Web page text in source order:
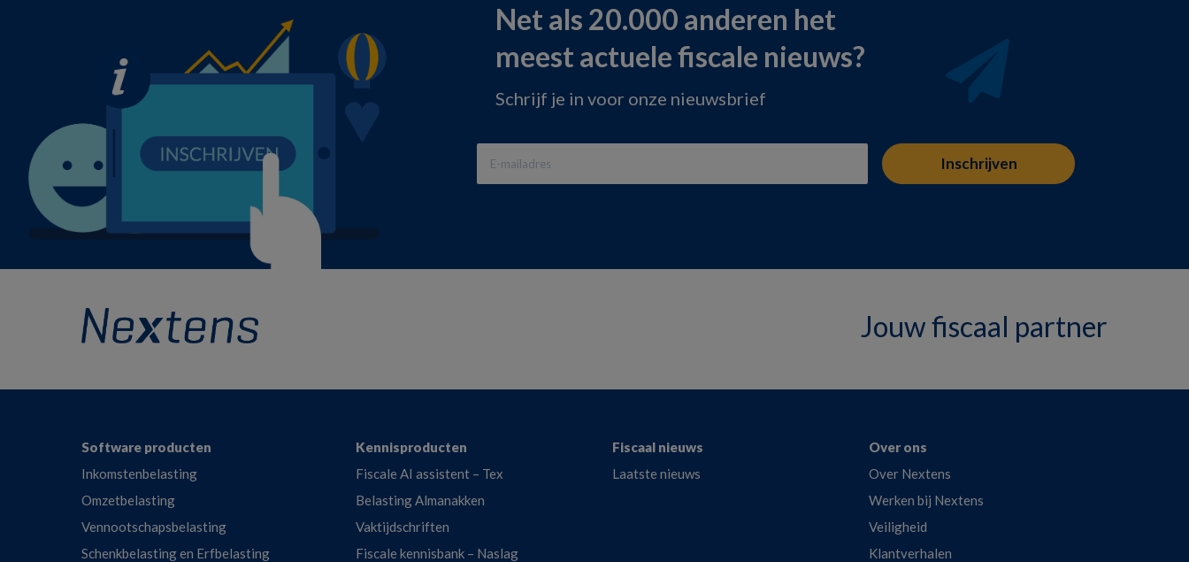
Net als 20.000 anderen het
meest actuele fiscale nieuws?
Schrijf je in voor onze nieuwsbrief
Jouw fiscaal partner
FooterSoftware producten
Inkomstenbelasting
Omzetbelasting
Vennootschapsbelasting
Schenkbelasting en Erfbelasting
Kennisproducten
Fiscale AI assistent – Tex
Belasting Almanakken
Vaktijdschriften
Fiscale kennisbank – Naslag
Fiscaal nieuws
Laatste nieuws
Over ons
Over Nextens
Werken bij Nextens
Veiligheid
Klantverhalen